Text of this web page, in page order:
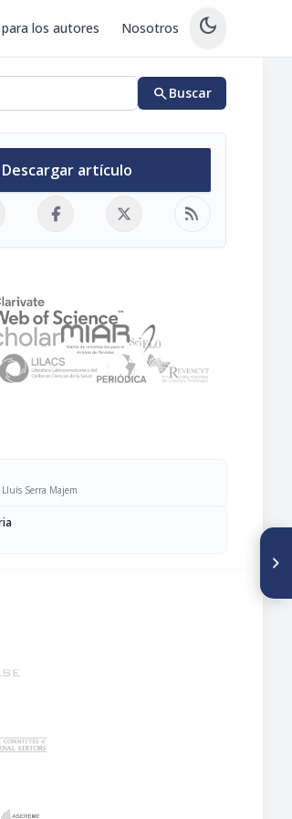
los autores Nosotros dark_mode
searchBuscar
Descargar artículo
rss_feed
Serra Majem